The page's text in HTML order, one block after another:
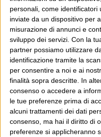
personali, come identificatori
inviate da un dispositivo per
misurazione di annunci e
sviluppo dei servizi. Con la
partner possiamo utilizzare
identificazione tramite la
per consentire a noi e ai
finalità sopra descritte. In
consenso o accedere a
le tue preferenze prima di
alcuni trattamenti dei dati
consenso, ma hai il diritto di
preferenze si applicheranno
questo blog dentro a
Poi il Post è cresciuto
un progetto
anni, grazie a chi lo
consiglia in giro.
Leggi il Post, magari
Luca Sofri Wittgenstein